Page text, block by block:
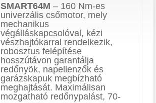
SMART64M – 160 Nm-es
univerzális csőmotor, mely
mechanikus
végálláskapcsolóval, kézi
vészhajtókarral rendelkezik,
robosztus felépítése
hosszútávon garantálja
redőnyök, napellenzők és
garázskapuk megbízható
meghajtását. Maximálisan
mozgatható redőnypalást, 70-